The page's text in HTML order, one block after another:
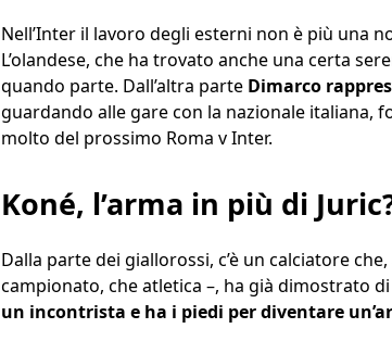
Nell’Inter il lavoro degli esterni non è più una
L’olandese, che ha trovato anche una certa
quando parte. Dall’altra parte Dimarco
guardando alle gare con la nazionale italiana,
molto del prossimo Roma v Inter.
Koné, l’arma in più di
Dalla parte dei giallorossi, c’è un calciatore
campionato, che atletica –, ha già dimostrato
un incontrista e ha i piedi per diventare